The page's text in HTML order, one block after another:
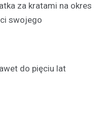
za kratami na okres
swojego
do pięciu lat
za groźby
zatrzymała mężczyznę